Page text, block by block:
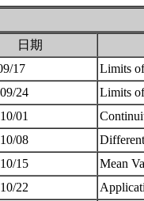
日期
17
Limits
24
Limits
01
08
15
Mean
22